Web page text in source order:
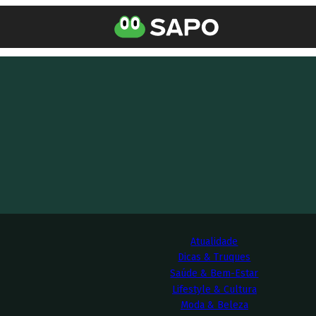
Atualidade
Dicas & Truques
Saúde & Bem-Estar
Lifestyle & Cultura
Moda & Beleza